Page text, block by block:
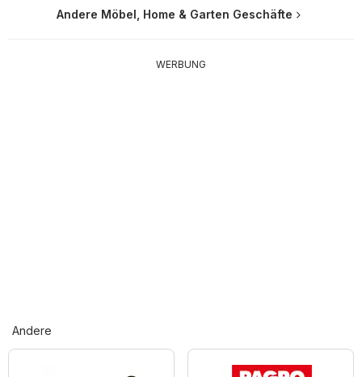
Andere Möbel, Home & Garten Geschäfte
WERBUNG
Andere